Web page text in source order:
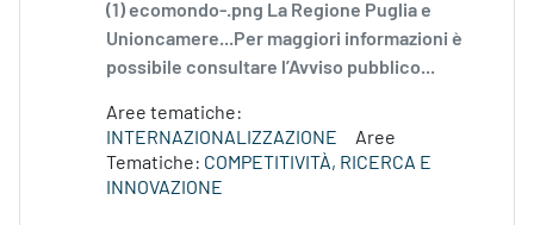
(1) ecomondo-.png La Regione Puglia e
Unioncamere...Per maggiori informazioni è
possibile consultare l’Avviso pubblico...
Aree tematiche:
INTERNAZIONALIZZAZIONE
Aree
Tematiche: COMPETITIVITÀ, RICERCA E
INNOVAZIONE